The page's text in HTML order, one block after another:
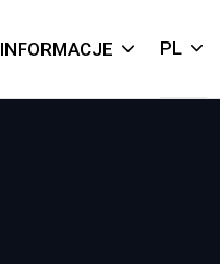
INFORMACJE PL